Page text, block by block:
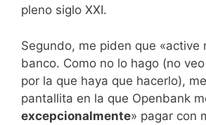
pleno siglo XXI.
Segundo, me piden que «active
banco. Como no lo hago (no
por la que haya que hacerlo),
pantallita en la que Openbank
excepcionalmente» pagar con